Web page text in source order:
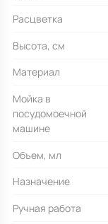
Расцветка
Высота, см
Материал
Мойка в
посудомоечной
машине
Объем, мл
Назначение
Ручная работа